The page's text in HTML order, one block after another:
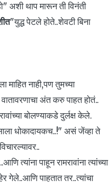
अशी थाप मारून ती विनंती
"युद्ध पेटले होते..शेवटी बिना
माहित नाही,पण तुमच्या
अंत करु पाहत होतं..
बोलण्याकडे दुर्लक्ष केले.
धोकादायकच..!" असं जेंव्हा ते
त्यांना पाहून रामरावांना त्यांच्या
गेले..आणि पाहतात तर..त्यांचा